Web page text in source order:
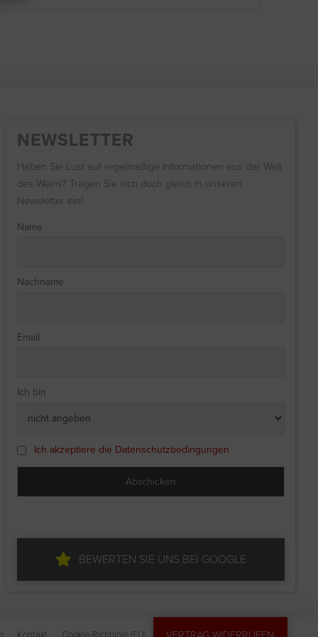
NEWSLETTER
Haben Sie Lust auf regelmäßige Informationen aus der Welt
des Weins? Tragen Sie sich doch gleich in unseren
Newsletter ein!
Name
Nachname
Email
Ich bin
Ich akzeptiere die Datenschutzbedingungen
BEWERTEN SIE UNS BEI GOOGLE